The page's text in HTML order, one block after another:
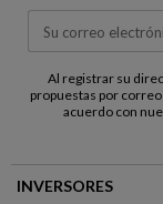
Al registrar su
propuestas por
acuerdo con
INVERSORES